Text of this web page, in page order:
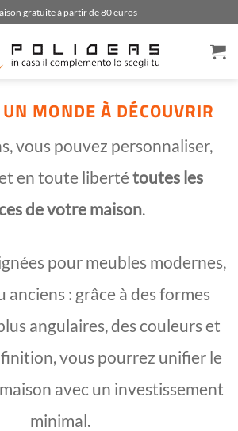
gratuite à partir de 80 euros
MONDE À DÉCOUVRIR
vous pouvez personnaliser,
en toute liberté toutes les
de votre maison.
pour meubles modernes,
anciens : grâce à des formes
angulaires, des couleurs et
vous pourrez unifier le
avec un investissement
minimal.